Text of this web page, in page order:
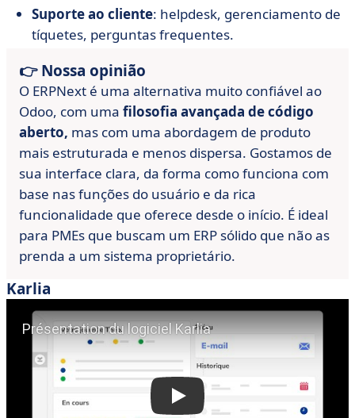
Suporte ao cliente: helpdesk, gerenciamento de
tíquetes, perguntas frequentes.
👉 Nossa opinião
O ERPNext é uma alternativa muito confiável ao
Odoo, com uma filosofia avançada de código
aberto, mas com uma abordagem de produto
mais estruturada e menos dispersa. Gostamos de
sua interface clara, da forma como funciona com
base nas funções do usuário e da rica
funcionalidade que oferece desde o início. É ideal
para PMEs que buscam um ERP sólido que não as
prenda a um sistema proprietário.
Karlia